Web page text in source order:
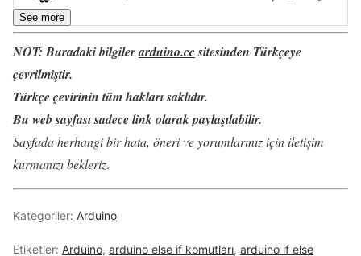
See more
NOT: Buradaki bilgilerarduino.ccsitesinden Türkçeye
çevrilmiştir.
Türkçe çevirinin tüm hakları saklıdır.
Bu web sayfası sadece link olarak paylaşılabilir.
Sayfada herhangi bir hata, öneri ve yorumlarınız için iletişim
kurmanızı bekleriz.
Kategoriler: Arduino
Etiketler: Arduino, arduino else if komutları, arduino if else